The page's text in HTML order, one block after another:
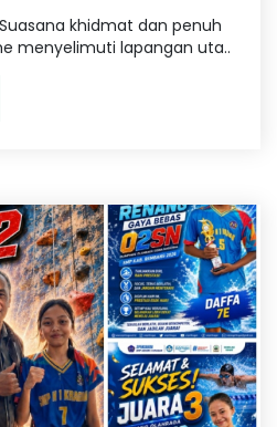
khidmat dan penuh
menyelimuti lapangan uta..